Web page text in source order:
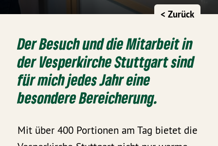
< Zurück
Der Besuch und die Mitarbeit in
der Vesperkirche Stuttgart sind
für mich jedes Jahr eine
besondere Bereicherung.
Mit über 400 Portionen am Tag bietet die